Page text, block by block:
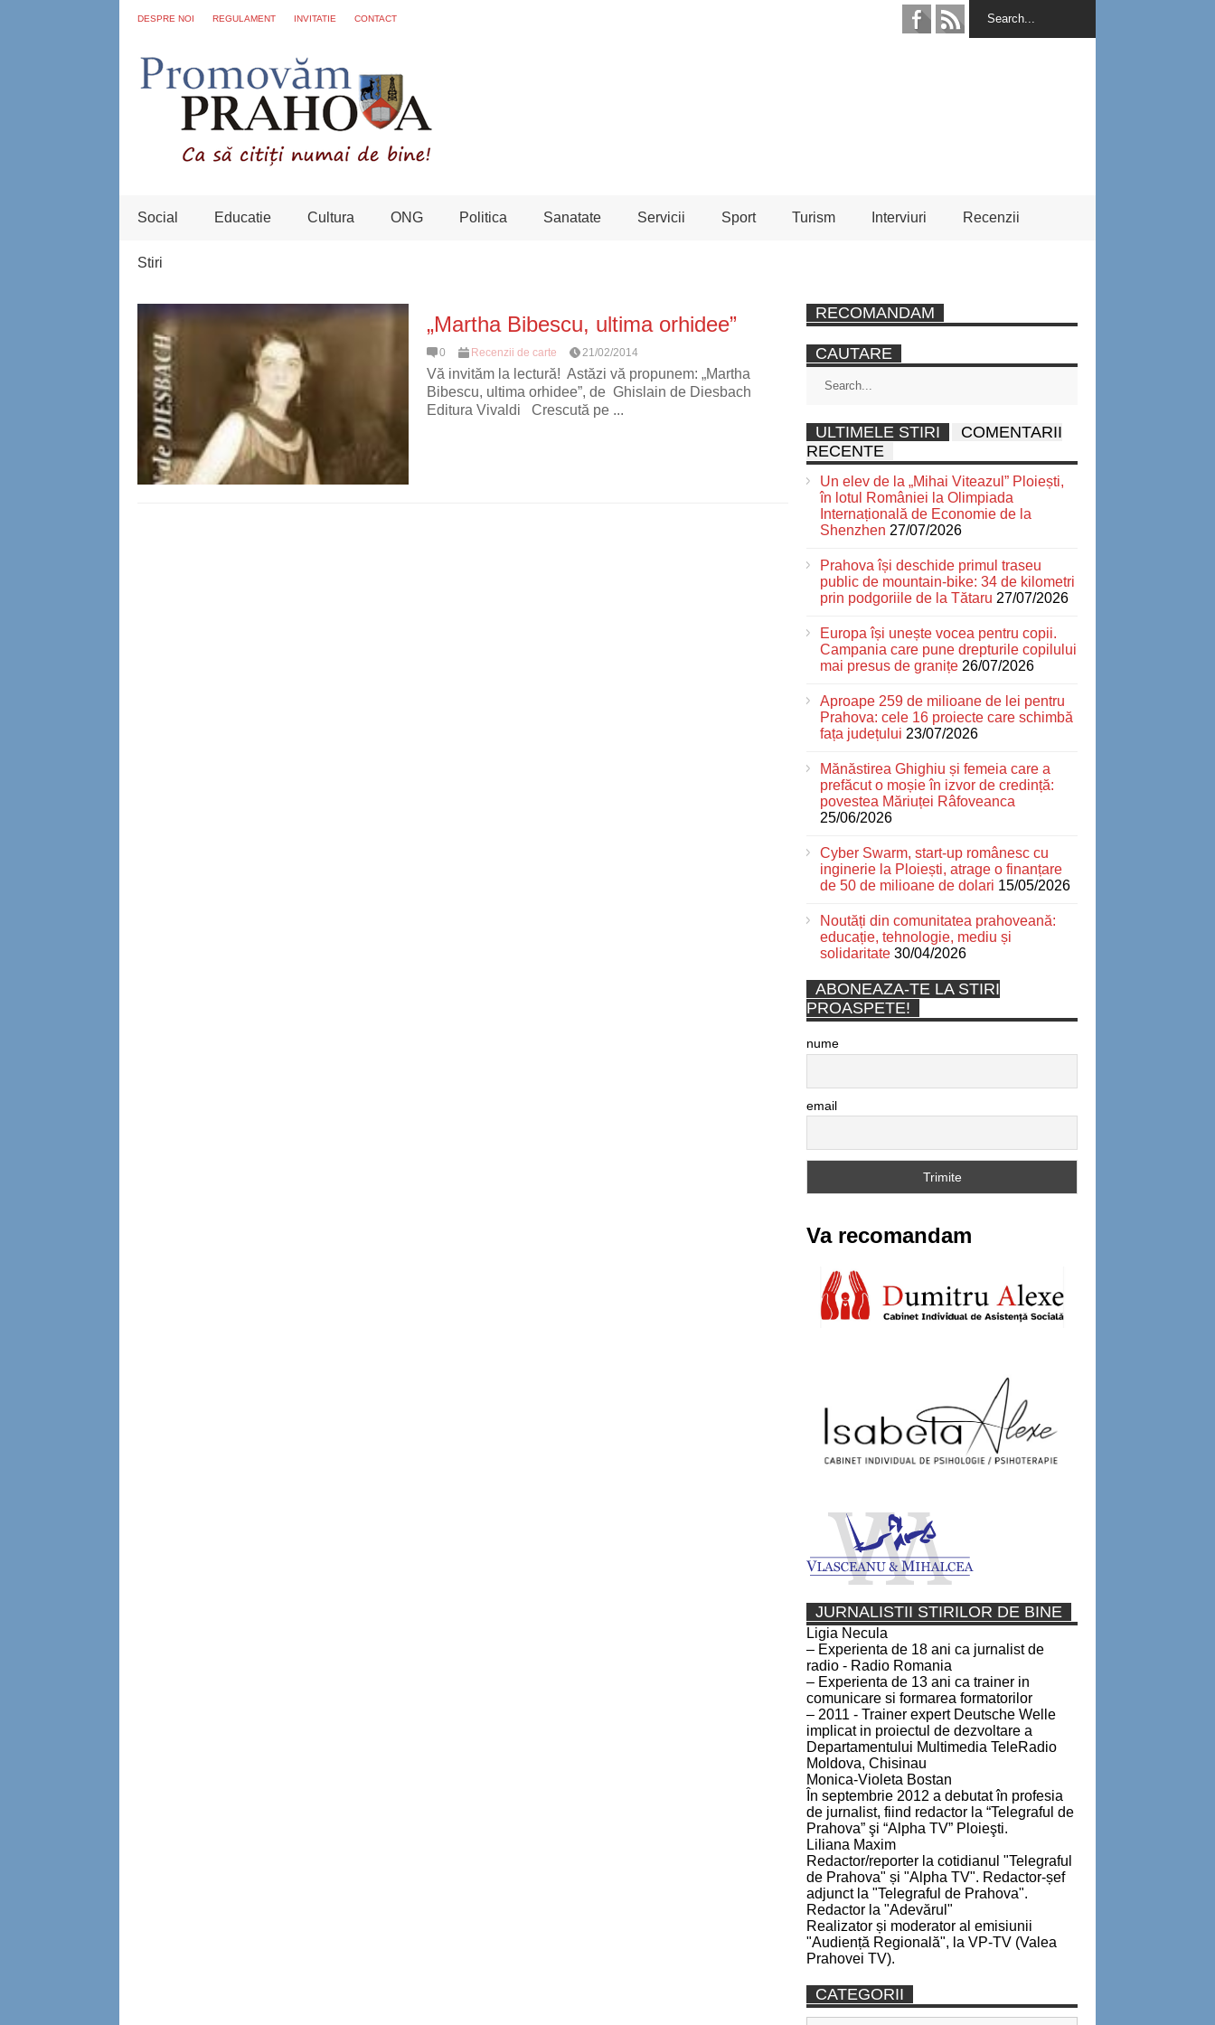
DESPRE NOI REGULAMENT INVITATIE CONTACT
Social Educatie Cultura ONG Politica Sanatate Servicii Sport Turism Interviuri Recenzii
Stiri
„Martha Bibescu, ultima orhidee”
0 Recenzii de carte 21/02/2014
Vă invităm la lectură! Astăzi vă propunem: „Martha
Bibescu, ultima orhidee”, de Ghislain de Diesbach
Editura Vivaldi Crescută pe ...
RECOMANDAM
CAUTARE
ULTIMELE STIRI
COMENTARII
RECENTE
Un elev de la „Mihai Viteazul” Ploiești,
în lotul României la Olimpiada
Internațională de Economie de la
Shenzhen 27/07/2026
Prahova își deschide primul traseu
public de mountain-bike: 34 de kilometri
prin podgoriile de la Tătaru 27/07/2026
Europa își unește vocea pentru copii.
Campania care pune drepturile copilului
mai presus de granițe 26/07/2026
Aproape 259 de milioane de lei pentru
Prahova: cele 16 proiecte care schimbă
fața județului 23/07/2026
Mănăstirea Ghighiu și femeia care a
prefăcut o moșie în izvor de credință:
povestea Măriuței Râfoveanca
25/06/2026
Cyber Swarm, start-up românesc cu
inginerie la Ploiești, atrage o finanțare
de 50 de milioane de dolari 15/05/2026
Noutăți din comunitatea prahoveană:
educație, tehnologie, mediu și
solidaritate 30/04/2026
ABONEAZA-TE LA STIRI
PROASPETE!
nume
email
Va recomandam
JURNALISTII STIRILOR DE BINE
Ligia Necula
– Experienta de 18 ani ca jurnalist de
radio - Radio Romania
– Experienta de 13 ani ca trainer in
comunicare si formarea formatorilor
– 2011 - Trainer expert Deutsche Welle
implicat in proiectul de dezvoltare a
Departamentului Multimedia TeleRadio
Moldova, Chisinau
Monica-Violeta Bostan
În septembrie 2012 a debutat în profesia
de jurnalist, fiind redactor la “Telegraful de
Prahova” şi “Alpha TV” Ploieşti.
Liliana Maxim
Redactor/reporter la cotidianul "Telegraful
de Prahova" și "Alpha TV". Redactor-șef
adjunct la "Telegraful de Prahova".
Redactor la "Adevărul"
Realizator și moderator al emisiunii
"Audiență Regională", la VP-TV (Valea
Prahovei TV).
CATEGORII
Categorii